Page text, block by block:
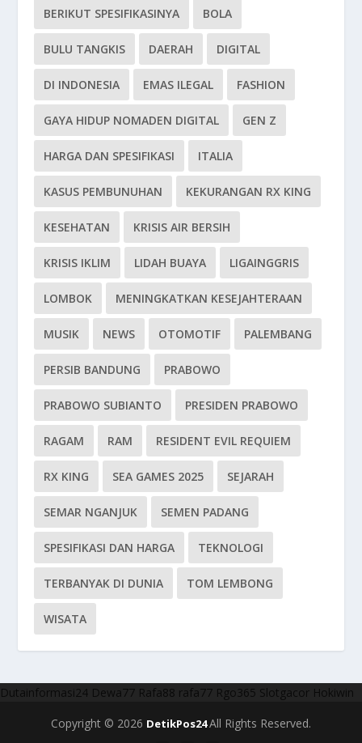
BERIKUT SPESIFIKASINYA BOLA
BULU TANGKIS DAERAH DIGITAL
DI INDONESIA EMAS ILEGAL FASHION
GAYA HIDUP NOMADEN DIGITAL GEN Z
HARGA DAN SPESIFIKASI ITALIA
KASUS PEMBUNUHAN KEKURANGAN RX KING
KESEHATAN KRISIS AIR BERSIH
KRISIS IKLIM LIDAH BUAYA LIGAINGGRIS
LOMBOK MENINGKATKAN KESEJAHTERAAN
MUSIK NEWS OTOMOTIF PALEMBANG
PERSIB BANDUNG PRABOWO
PRABOWO SUBIANTO PRESIDEN PRABOWO
RAGAM RAM RESIDENT EVIL REQUIEM
RX KING SEA GAMES 2025 SEJARAH
SEMAR NGANJUK SEMEN PADANG
SPESIFIKASI DAN HARGA TEKNOLOGI
TERBANYAK DI DUNIA TOM LEMBONG
WISATA
Dutainformasi24 Dewa77 Rafa88 rafa77 Rgo365 Slotgacor Hokiwin
Copyright © 2026 DetikPos24All Rights Reserved.